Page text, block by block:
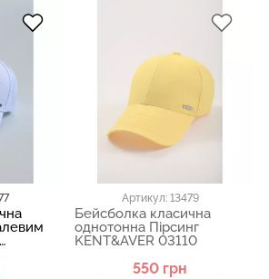
Артикул: 13479
Бейсболка класична
однотонна Пірсинг
KENT&AVER 03110
550 грн